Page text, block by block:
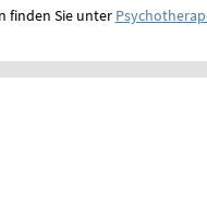
finden Sie unter